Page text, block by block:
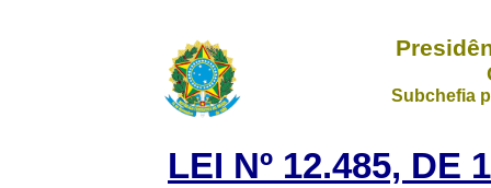
Subchefia
LEI Nº 12.485, DE